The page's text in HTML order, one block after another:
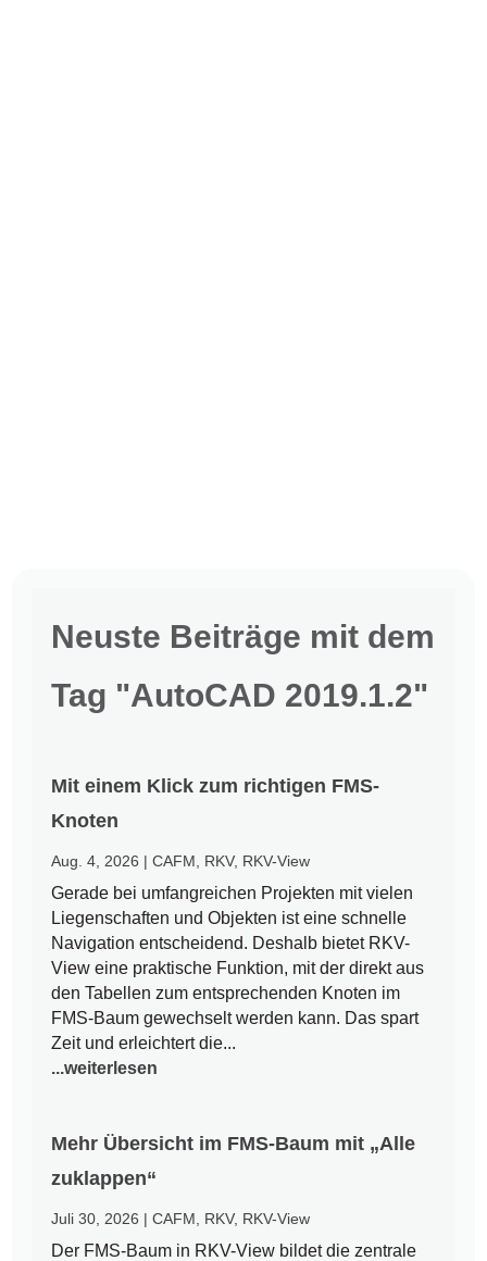
Neuste Beiträge mit dem
Tag "AutoCAD 2019.1.2"
Mit einem Klick zum richtigen FMS-
Knoten
Aug. 4, 2026 |CAFM RKV, RKV-View
Gerade bei umfangreichen Projekten mit vielen
Liegenschaften und Objekten ist eine schnelle
Navigation entscheidend. Deshalb bietet RKV-
View eine praktische Funktion, mit der direkt aus
den Tabellen zum entsprechenden Knoten im
FMS-Baum gewechselt werden kann. Das spart
Zeit und erleichtert die...
...weiterlesen
Mehr Übersicht im FMS-Baum mit „Alle
zuklappen“
Juli 30, 2026 |CAFM RKV, RKV-View
Der FMS-Baum in RKV-View bildet die zentrale